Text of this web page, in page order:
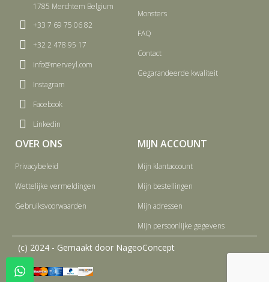
1785 Merchtem Belgium
+33 7 69 75 06 82
+32 2 478 95 17
info@merveyl.com
Instagram
Facebook
Linkedin
Monsters
FAQ
Contact
Gegarandeerde kwaliteit
OVER ONS
Privacybeleid
Wettelijke vermeldingen
Gebruiksvoorwaarden
MIJN ACCOUNT
Mijn klantaccount
Mijn bestellingen
Mijn adressen
Mijn persoonlijke gegevens
(c) 2024 - Gemaakt door NageoConcept